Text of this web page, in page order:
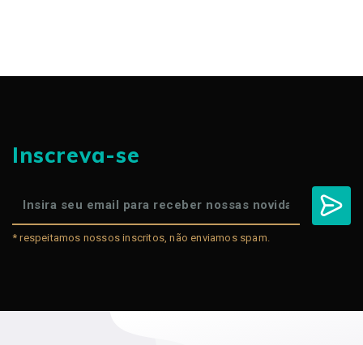
Inscreva-se
* respeitamos nossos inscritos, não enviamos spam.